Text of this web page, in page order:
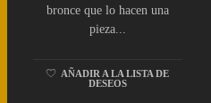
bronce que lo hacen una
pieza...
AÑADIR A LA LISTA DE
DESEOS